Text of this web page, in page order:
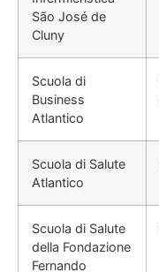
São José de
Cluny
Scuola di
Business
Atlantico
Scuola di Salute
Atlantico
Scuola di Salute
della Fondazione
Fernando